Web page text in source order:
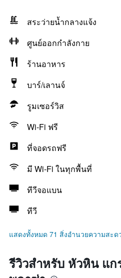
สระว่ายน้ำกลางแจ้ง
ศูนย์ออกกำลังกาย
ร้านอาหาร
บาร์/เลานจ์
รูมเซอร์วิส
Wi-Fi ฟรี
ที่จอดรถฟรี
มี Wi-Fi ในทุกพื้นที่
ทีวีจอแบน
ทีวี
แสดงทั้งหมด 71 สิ่งอำนวยความสะด
รีวิวสำหรับ หัวหิน แ